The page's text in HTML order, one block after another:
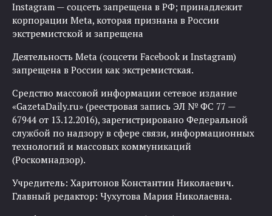
Instagram — соцсеть запрещена в РФ; принадлежит
корпорации Meta, которая признана в России
экстремистской и запрещена
Деятельность Meta (соцсети Facebook и Instagram)
запрещена в России как экстремистская.
Средство массовой информации сетевое издание
«GazetaDaily.ru» (реестровая запись ЭЛ № ФС 77 —
67944 от 13.12.2016), зарегистрировано Федеральной
службой по надзору в сфере связи, информационных
технологий и массовых коммуникаций
(Роскомнадзор).
Учредитель: Харитонов Константин Николаевич.
Главный редактор: Чухутова Мария Николаевна.